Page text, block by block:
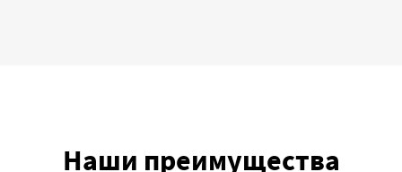
Наши преимущества